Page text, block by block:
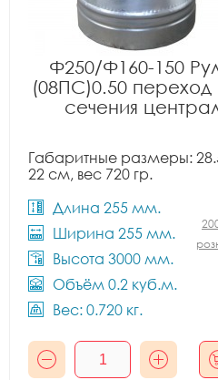
Ф250/Ф160-150
(08ПС)0.50 переход
сечения
Габаритные размеры:
22 см, вес 720 гр.
Длина 255 мм.
Ширина 255 мм.
Высота 3000 мм.
Объём 0.2 куб.м.
Вес: 0.720 кг.